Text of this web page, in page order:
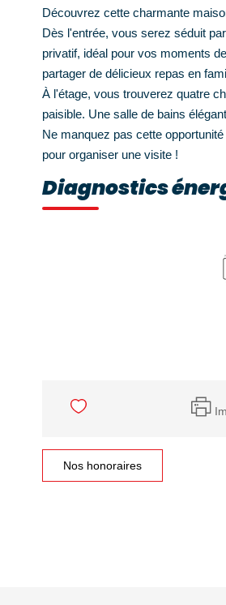
Découvrez cette charmante
Dès l'entrée, vous serez séduit
privatif, idéal pour vos moments
partager de délicieux repas en
À l'étage, vous trouverez quatre
paisible. Une salle de bains
Ne manquez pas cette
pour organiser une visite !
Diagnostics
Nos honoraires